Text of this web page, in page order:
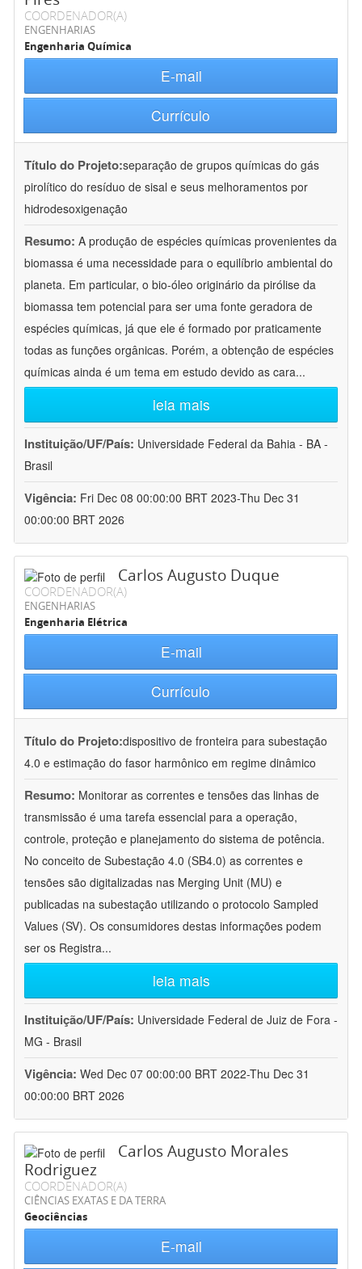
COORDENADOR(A)
ENGENHARIAS
Engenharia Química
E-mail
Currículo
Título do Projeto:separação de grupos químicas do gás
pirolítico do resíduo de sisal e seus melhoramentos por
hidrodesoxigenação
Resumo: A produção de espécies químicas provenientes da
biomassa é uma necessidade para o equilíbrio ambiental do
planeta. Em particular, o bio-óleo originário da pirólise da
biomassa tem potencial para ser uma fonte geradora de
espécies químicas, já que ele é formado por praticamente
todas as funções orgânicas. Porém, a obtenção de espécies
químicas ainda é um tema em estudo devido as cara...
leia mais
Instituição/UF/País: Universidade Federal da Bahia - BA -
Brasil
Vigência: Fri Dec 08 00:00:00 BRT 2023-Thu Dec 31
00:00:00 BRT 2026
Carlos Augusto Duque
COORDENADOR(A)
ENGENHARIAS
Engenharia Elétrica
E-mail
Currículo
Título do Projeto:dispositivo de fronteira para subestação
4.0 e estimação do fasor harmônico em regime dinâmico
Resumo: Monitorar as correntes e tensões das linhas de
transmissão é uma tarefa essencial para a operação,
controle, proteção e planejamento do sistema de potência.
No conceito de Subestação 4.0 (SB4.0) as correntes e
tensões são digitalizadas nas Merging Unit (MU) e
publicadas na subestação utilizando o protocolo Sampled
Values (SV). Os consumidores destas informações podem
ser os Registra...
leia mais
Instituição/UF/País: Universidade Federal de Juiz de Fora -
MG - Brasil
Vigência: Wed Dec 07 00:00:00 BRT 2022-Thu Dec 31
00:00:00 BRT 2026
Carlos Augusto Morales
Rodriguez
COORDENADOR(A)
CIÊNCIAS EXATAS E DA TERRA
Geociências
E-mail